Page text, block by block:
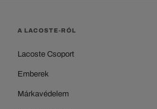
A LACOSTE-RÓL
Lacoste Csoport
Emberek
Márkavédelem